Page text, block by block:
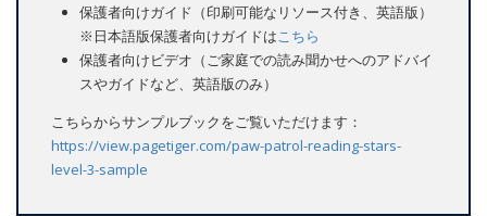
保護者向けガイド（印刷可能なリソース付き、英語版）
※日本語版保護者向けガイドはこちら
保護者向けビデオ（ご家庭での読み聞かせへのアドバイ
スやガイドなど、英語版のみ）
こちらからサンプルブックをご覧いただけます：
https://view.pagetiger.com/paw-patrol-reading-stars-
level-3-sample